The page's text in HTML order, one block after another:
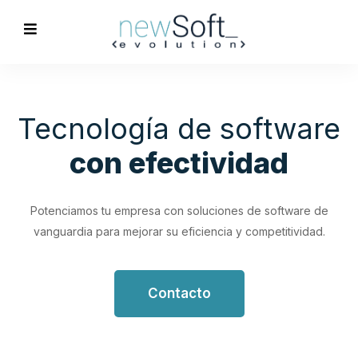
Optimización de
Procesos
trabajo.